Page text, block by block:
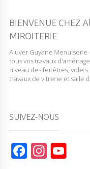
BIENVENUE CHEZ
MIROITERIE
Aluver Guyane
tous vos travaux
niveau des fenêtres,
travaux de vitrerie et salle
SUIVEZ-NOUS
F In